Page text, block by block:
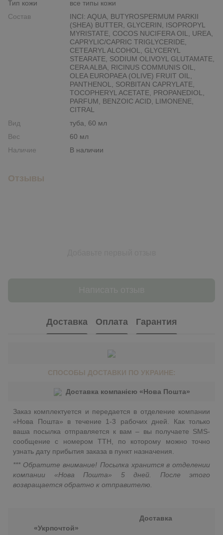
Тип кожи
все типы кожи
Состав
INCI: AQUA, BUTYROSPERMUM PARKII
(SHEA) BUTTER, GLYCERIN, ISOPROPYL
MYRISTATE, COCOS NUCIFERA OIL, UREA,
CAPRYLIC/CAPRIC TRIGLYCERIDE,
CETEARYL ALCOHOL, GLYCERYL
STEARATE, SODIUM OLIVOYL GLUTAMATE,
CERA ALBA, RICINUS COMMUNIS OIL,
OLEA EUROPAEA (OLIVE) FRUIT OIL,
PANTHENOL, SORBITAN CAPRYLATE,
TOCOPHERYL ACETATE, PROPANEDIOL,
PARFUM, BENZOIC ACID, LIMONENE,
CITRAL
Вид
туба, 60 мл
Вес
60 мл
Наличие
В наличии
Отзывы
Доставка Оплата Гарантия
СПОСОБЫ ДОСТАВКИ ПО УКРАИНЕ:
Доставка компанією «Нова Пошта»
Заказ комплектуется и передается в отделение компании
«Нова Пошта» в течение 1-3 рабочих дней. Как только
ваша посылка отправляется к вам – вы получаете SMS-
сообщение с номером ТТН, по которому можно точно
узнать дату прибытия заказа в пункт назначения.
*** Обратите внимание! Посылка хранится в отделении
компании «Нова Пошта» 5 дней. После этого
возвращается обратно к отправителю.
Доставка
«Укрпочтой»